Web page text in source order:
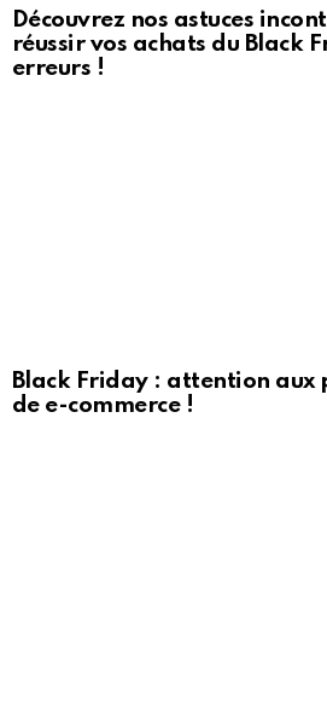
Découvrez nos astuces
réussir vos achats du Black
erreurs !
Black Friday : attention aux
de e-commerce !